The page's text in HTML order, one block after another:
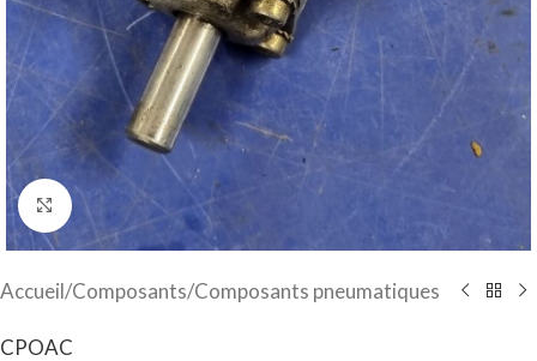
Click to enlarge
Accueil/Composants/Composants pneumatiques
CPOAC